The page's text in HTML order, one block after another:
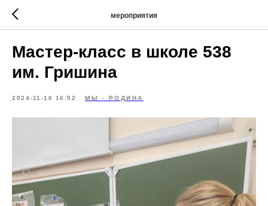
мероприятия
Мастер-класс в школе 538
им. Гришина
2024-11-16 16:52 МЫ - РОДИНА